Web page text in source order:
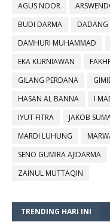
AGUS NOOR
BUDI DARMA
DADANG
DAMHURI MUHAMMAD
EKA KURNIAWAN
GILANG PERDANA
HASAN AL BANNA
I
IYUT FITRA
JAKOB
MARDI LUHUNG
SENO GUMIRA AJIDARMA
ZAINUL MUTTAQIN
TRENDING HARI INI